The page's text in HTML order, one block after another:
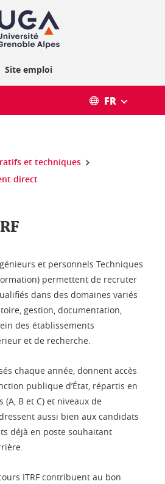
Site emploi
FR
et techniques
direct
et personnels Techniques
permettent de recruter
dans des domaines variés
gestion, documentation,
des établissements
et de recherche.
chaque année, donnent accès
publique d’État, répartis en
B et C) et niveaux de
aussi bien aux candidats
déjà en poste souhaitant
ITRF contribuent au bon